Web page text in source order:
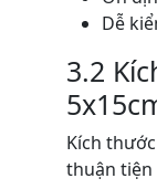
Dễ
3.2
Kích
thuận tiện